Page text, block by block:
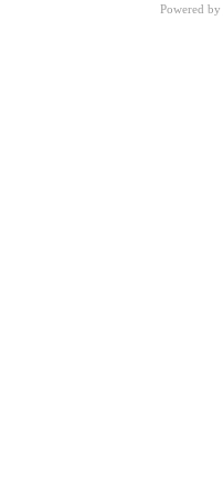
Powered by